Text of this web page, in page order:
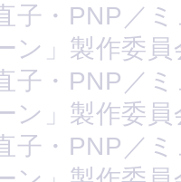
子・PNP／
ン」製作委員
子・PNP／
ン」製作委員
子・PNP／